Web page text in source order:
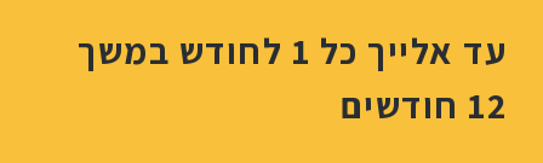
עד אלייך כל 1 לחודש במשך
12 חודשים